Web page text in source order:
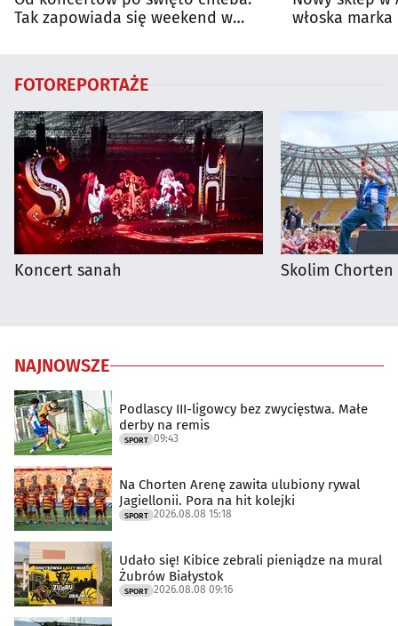
Tak zapowiada się weekend w
włoska
FOTOREPORTAŻE
Koncert sanah Skolim Chorten
NAJNOWSZE
Podlascy III-ligowcy bez zwycięstwa. Małe
derby na remis
SPORT 09:43
Na Chorten Arenę zawita ulubiony rywal
Jagiellonii. Pora na hit kolejki
SPORT 2026.08.08 15:18
Udało się! Kibice zebrali pieniądze na mural
Żubrów Białystok
SPORT 2026.08.08 09:16